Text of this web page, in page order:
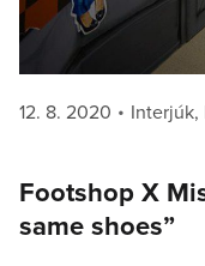
Posted
12. 8. 2020 Interjúk,
Footshop X
same shoes”